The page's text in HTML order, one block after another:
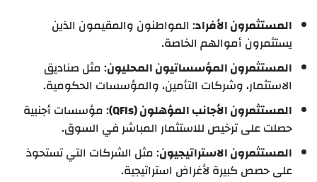
المستثمرون الأفراد: المواطنون والمقيمون الذين
يستثمرون أموالهم الخاصة.
المستثمرون المؤسساتيون المحليون: مثل صناديق
الاستثمار، وشركات التأمين، والمؤسسات الحكومية.
المستثمرون الأجانب المؤهلون (QFIs)
: مؤسسات أجنبية
حصلت على ترخيص للاستثمار المباشر في السوق.
المستثمرون الاستراتيجيون: مثل الشركات التي تستحوذ
على حصص كبيرة لأغراض استراتيجية.